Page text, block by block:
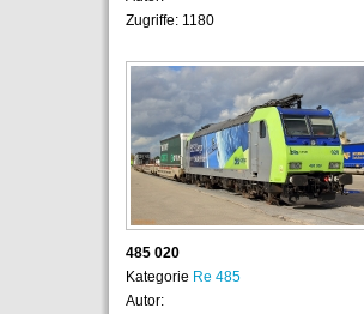
Zugriffe: 1180
485 020
Kategorie Re 485
Autor: